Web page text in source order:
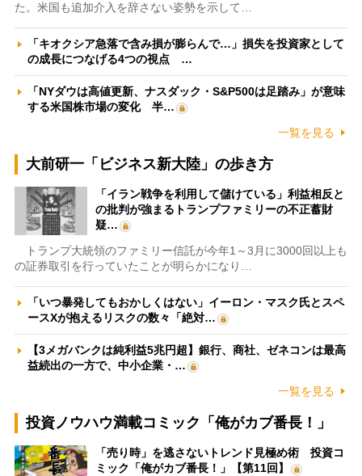
た。米国も追加介入を辞さない姿勢を示して…
「キオクシア急落で含み損が膨らんで…」損失を投資家として
の成長につなげる4つの視点 …
「NYダウは高値更新、ナスダック・S&P500は足踏み」が意味
する米国株市場の変化 半…
一覧を見る
大前研一「ビジネス新大陸」の歩き方
「イラン戦争を利用して儲けている」利益相反と
の批判が強まるトランプファミリーの不正蓄財
疑…
トランプ大統領のファミリー信託が今年1～3月に3000回以上も
の証券取引を行っていたことが明らかになり…
「いつ暴発してもおかしくはない」イーロン・マスク氏とスペ
ースXが抱えるリスクの数々「絶対…
【3メガバンクは純利益5兆円超】銀行、商社、ゼネコンは最高
益続出の一方で、中小企業・…
一覧を見る
投資ノウハウ満載コミック「俺がカブ番長！」
「売り時」を逃さないトレンド見極め術 投資コ
ミック「俺がカブ番長！」【第11回】